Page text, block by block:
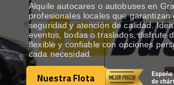
RECORRIDAS
FLOTA
Alquile autocares o autobuses en
profesionales locales que garantizan
seguridad y atención de calidad.
eventos, bodas o traslados, disfrute
flexible y confiable con opciones
cada necesidad.
Nuestra Flota